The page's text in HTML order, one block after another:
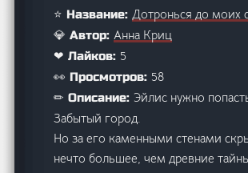
⭐ Название:Дотронься до моих
💎 Автор:Анна Криц
❤ Лайков: 5
👀 Просмотров: 58
✏ Описание: Эйлис нужно
Забытый город.
Но за его каменными стенами
нечто большее, чем древние